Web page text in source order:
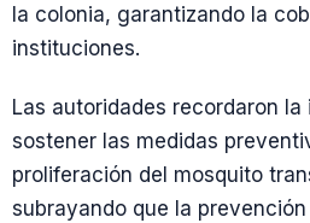
la colonia, garantizando la
instituciones.
Las autoridades recordaron
sostener las medidas
proliferación del mosquito
subrayando que la